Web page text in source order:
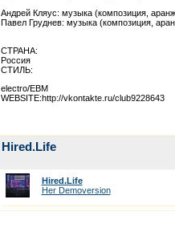
Андрей Кляус: музыка (композиция,
Павел Груднев: музыка (композиция,
СТРАНА:
Россия
СТИЛЬ:
electro/EBM
WEBSITE:http://vkontakte.ru/club9228643
Hired.Life
Hired.Life
Her Demoversion